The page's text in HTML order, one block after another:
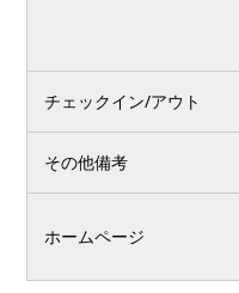
チェックイン/アウト
その他備考
ホームページ